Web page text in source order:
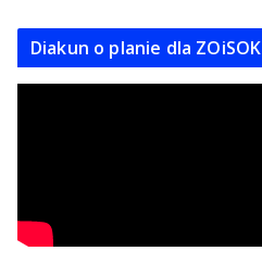
Diakun o planie dla ZOiSOK